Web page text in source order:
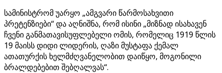
სამინისტრომ უარყო „ამგვარი წარმოსახვითი
პრეტენზიები“ და აღნიშნა, რომ ისინი „მიზნად ისახავენ
ჩვენი განმათავისუფლებელი ომის, რომელიც 1919 წლის
19 მაისს დიდი ლიდერის, ღაზი მუსტაფა ქემალ
ათათურქის ხელმძღვანელობით დაიწყო, მოგონილი
ბრალდებებით შებღალვას“.